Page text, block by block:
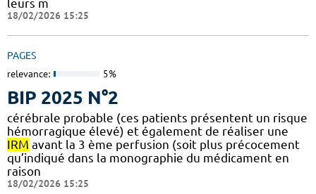
leurs m
18/02/2026 15:25
PAGES
relevance: 5%
BIP 2025 N°2
cérébrale probable (ces patients présentent un risque
hémorragique élevé) et également de réaliser une
IRM avant la 3 ème perfusion (soit plus précocement
qu’indiqué dans la monographie du médicament en
raison
18/02/2026 15:25